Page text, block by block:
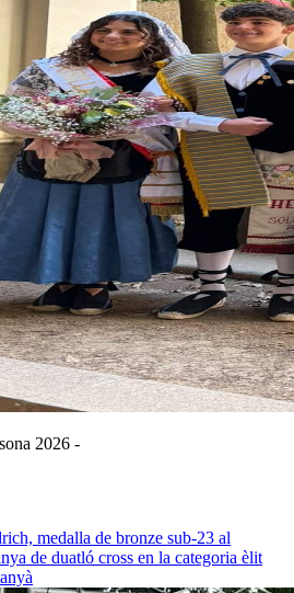
2026 -
medalla de bronze sub-23 al
de duatló cross en la categoria èlit